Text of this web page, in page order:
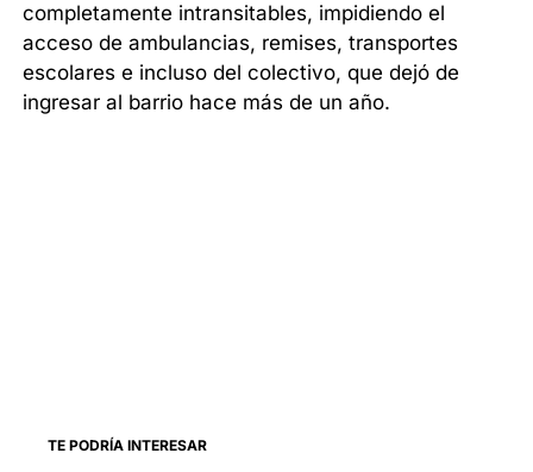
completamente intransitables, impidiendo el
acceso de ambulancias, remises, transportes
escolares e incluso del colectivo, que dejó de
ingresar al barrio hace más de un año.
TE PODRÍA INTERESAR